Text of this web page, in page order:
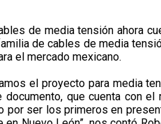
de media tensión ahora
de cables de media
el mercado mexicano.
el proyecto para media
que cuenta con
ser los primeros en